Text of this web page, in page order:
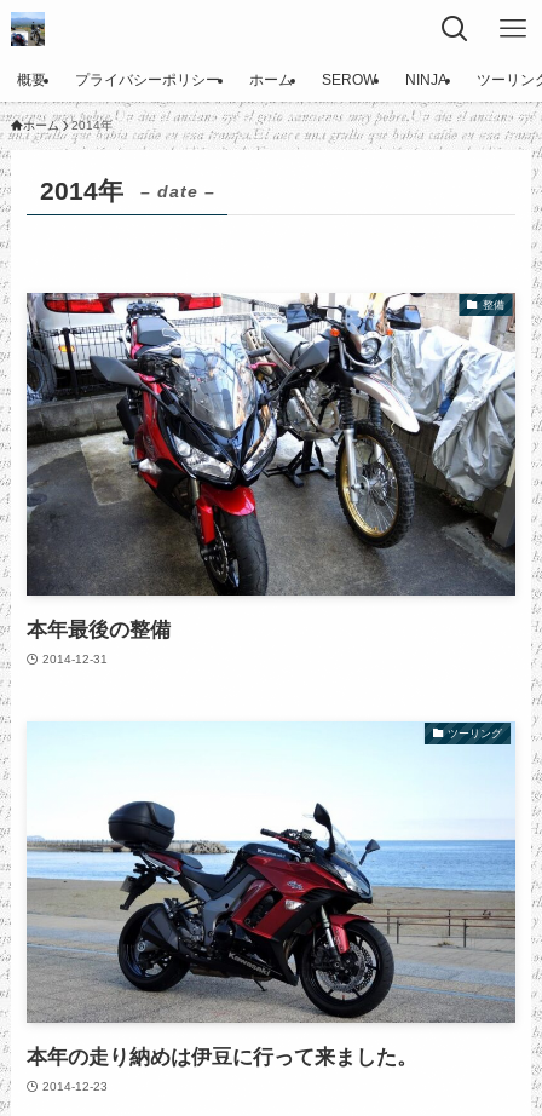
概要 プライバシーポリシー ホーム SEROW NINJA ツーリン
ホーム 2014年
2014年 – date –
整備
本年最後の整備
2014-12-31
ツーリング
本年の走り納めは伊豆に行って来ました。
2014-12-23